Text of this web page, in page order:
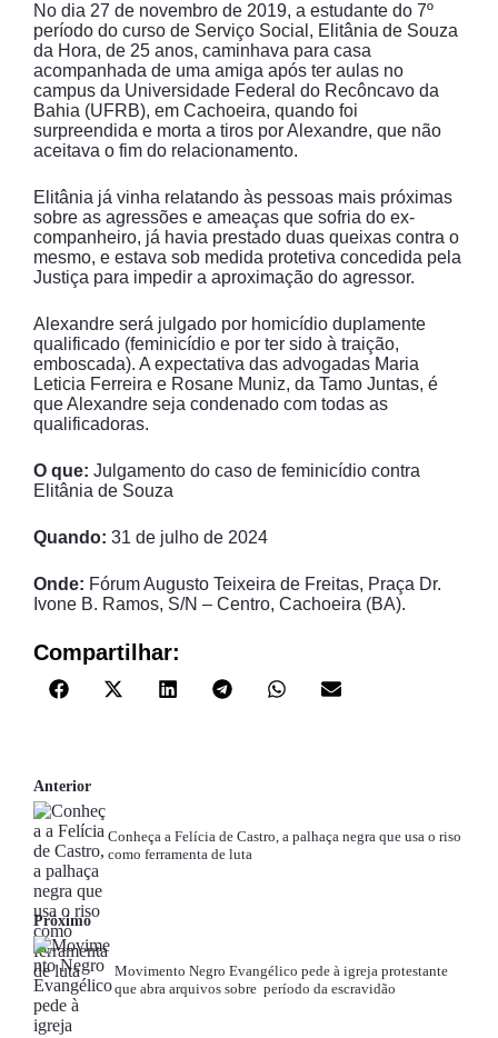
No dia 27 de novembro de 2019, a estudante do 7º
período do curso de Serviço Social, Elitânia de Souza
da Hora, de 25 anos, caminhava para casa
acompanhada de uma amiga após ter aulas no
campus da Universidade Federal do Recôncavo da
Bahia (UFRB), em Cachoeira, quando foi
surpreendida e morta a tiros por Alexandre, que não
aceitava o fim do relacionamento.
Elitânia já vinha relatando às pessoas mais próximas
sobre as agressões e ameaças que sofria do ex-
companheiro, já havia prestado duas queixas contra o
mesmo, e estava sob medida protetiva concedida pela
Justiça para impedir a aproximação do agressor.
Alexandre será julgado por homicídio duplamente
qualificado (feminicídio e por ter sido à traição,
emboscada). A expectativa das advogadas Maria
Leticia Ferreira e Rosane Muniz, da Tamo Juntas, é
que Alexandre seja condenado com todas as
qualificadoras.
O que: Julgamento do caso de feminicídio contra
Elitânia de Souza
Quando: 31 de julho de 2024
Onde: Fórum Augusto Teixeira de Freitas, Praça Dr.
Ivone B. Ramos, S/N – Centro, Cachoeira (BA).
Compartilhar:
Anterior
Conheça a Felícia de Castro, a palhaça negra que usa o riso
como ferramenta de luta
Próximo
Movimento Negro Evangélico pede à igreja protestante
que abra arquivos sobre período da escravidão